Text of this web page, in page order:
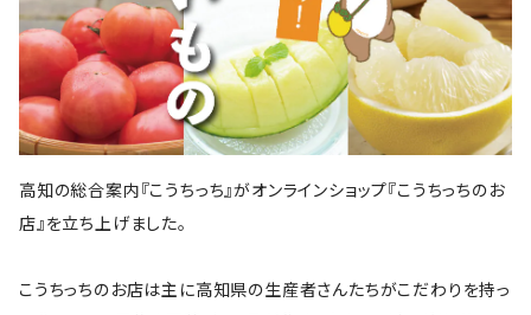
高知の総合案内『こうちっち』がオンラインショップ『こうちっちのお
店』を立ち上げました。
こうちっちのお店は主に高知県の生産者さんたちがこだわりを持っ